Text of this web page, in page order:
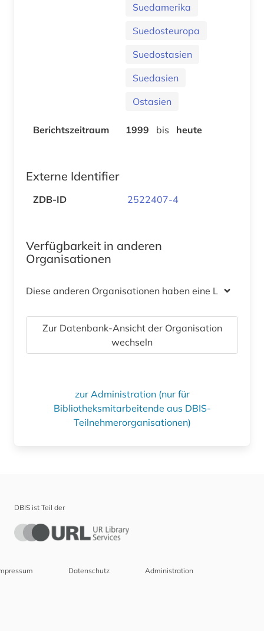
Suedamerika
Suedosteuropa
Suedostasien
Suedasien
Ostasien
Berichtszeitraum 1999 bis heute
Externe Identifier
ZDB-ID 2522407-4
Verfügbarkeit in anderen
Organisationen
Diese anderen Organisationen haben eine Lizenz
Zur Datenbank-Ansicht der Organisation
wechseln
zur Administration (nur für
Bibliotheksmitarbeitende aus DBIS-
Teilnehmerorganisationen)
DBIS ist Teil der
Datenschutz Administration